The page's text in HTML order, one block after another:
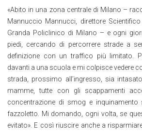
«Abito in una zona centrale di Milano –
Mannuccio Mannucci, direttore Scientifico
Granda Policlinico di Milano – e ogni
piedi, cercando di percorrere strade a
definizione con un traffico più limitato.
davanti a una scuola e mi colpisce vedere
strada, prossimo all’ingresso, sia
mamme, tutte con gli scappamenti
concentrazione di smog e inquinamento
fazzoletto. Mi domando, ogni volta, se
evitato». E così riuscire anche a